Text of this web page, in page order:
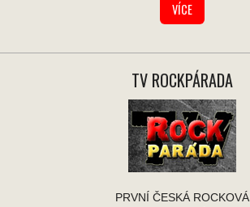
VÍCE
TV ROCKPÁRADA
PRVNÍ ČESKÁ ROCKOVÁ